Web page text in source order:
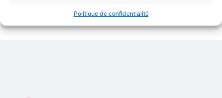
Politique de confidentialité